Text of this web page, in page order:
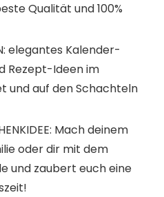
Qualität und 100%
elegantes Kalender-
Rezept-Ideen im
und auf den Schachteln
Mach deinem
oder dir mit dem
und zaubert euch eine